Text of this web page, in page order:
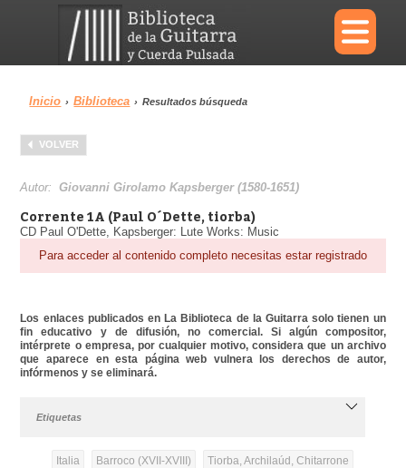
×
Menu
Biblioteca Diccionario
Área personal Reproductor
Inicio › Biblioteca › Resultados búsqueda
VOLVER
Autor:Giovanni Girolamo Kapsberger (1580-1651)
Corrente 1A (Paul O´Dette, tiorba)
CD Paul O'Dette, Kapsberger: Lute Works: Music
Para acceder al contenido completo necesitas estar registrado
Los enlaces publicados en La Biblioteca de la Guitarra solo tienen un
fin educativo y de difusión, no comercial. Si algún compositor,
intérprete o empresa, por cualquier motivo, considera que un archivo
que aparece en esta página web vulnera los derechos de autor,
infórmenos y se eliminará.
Etiquetas
Italia Barroco (XVII-XVIII) Tiorba, Archilaúd, Chitarrone